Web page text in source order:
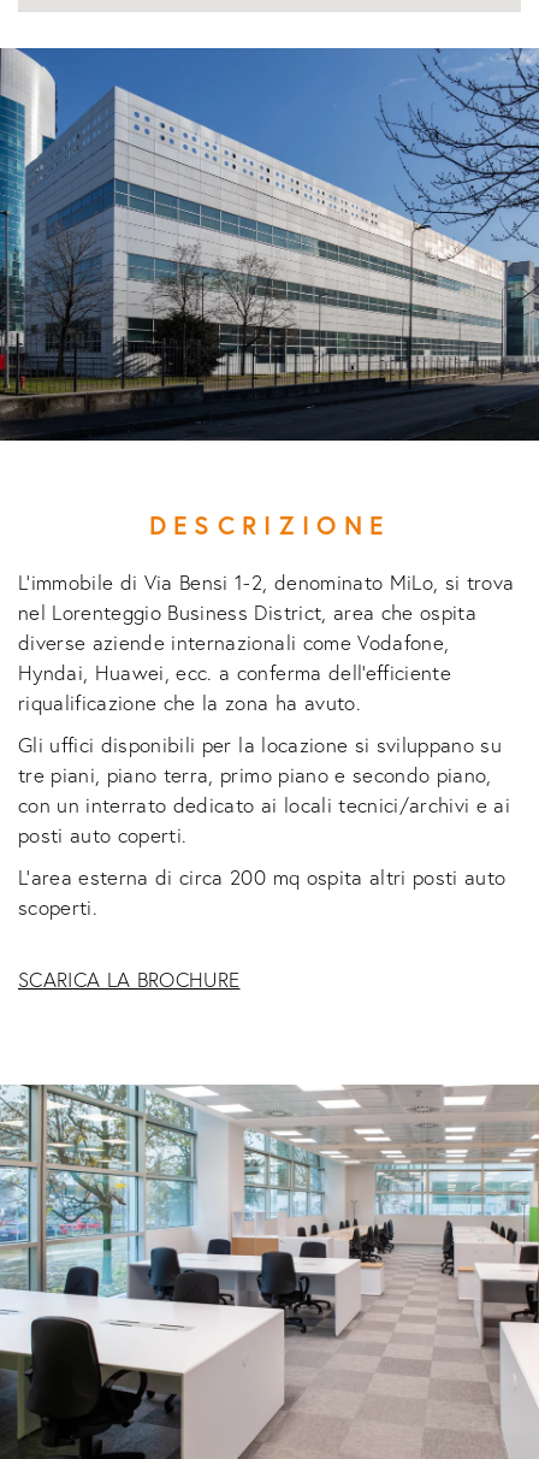
DESCRIZIONE
L'immobile di Via Bensi 1-2, denominato MiLo, si trova
nel Lorenteggio Business District, area che ospita
diverse aziende internazionali come Vodafone,
Hyndai, Huawei, ecc. a conferma dell'efficiente
riqualificazione che la zona ha avuto.
Gli uffici disponibili per la locazione si sviluppano su
tre piani, piano terra, primo piano e secondo piano,
con un interrato dedicato ai locali tecnici/archivi e ai
posti auto coperti.
L'area esterna di circa 200 mq ospita altri posti auto
scoperti.
SCARICA LA BROCHURE